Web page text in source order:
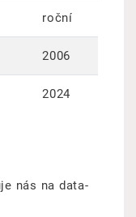
roční
2006
2024
nás na data-